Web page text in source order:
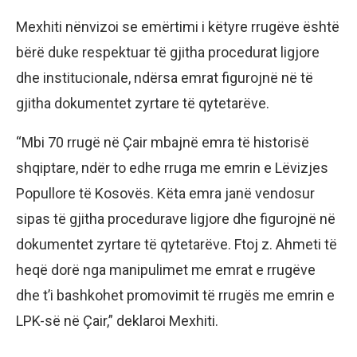
Mexhiti nënvizoi se emërtimi i këtyre rrugëve është
bërë duke respektuar të gjitha procedurat ligjore
dhe institucionale, ndërsa emrat figurojnë në të
gjitha dokumentet zyrtare të qytetarëve.
“Mbi 70 rrugë në Çair mbajnë emra të historisë
shqiptare, ndër to edhe rruga me emrin e Lëvizjes
Popullore të Kosovës. Këta emra janë vendosur
sipas të gjitha procedurave ligjore dhe figurojnë në
dokumentet zyrtare të qytetarëve. Ftoj z. Ahmeti të
heqë dorë nga manipulimet me emrat e rrugëve
dhe t’i bashkohet promovimit të rrugës me emrin e
LPK-së në Çair,” deklaroi Mexhiti.